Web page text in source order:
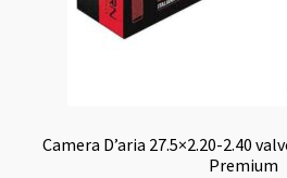
Camera D’aria 27.5×2.20-2.40
Premium